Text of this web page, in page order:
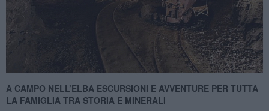
A CAMPO NELL’ELBA ESCURSIONI E AVVENTURE PER TUTTA
LA FAMIGLIA TRA STORIA E MINERALI